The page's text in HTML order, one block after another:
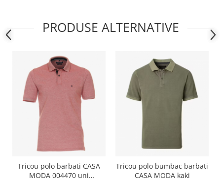
PRODUSE ALTERNATIVE
Tricou polo barbati CASA
MODA 004470 uni
Tricou polo bumbac barbati
CASA MODA kaki